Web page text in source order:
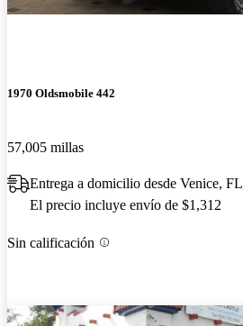
1970 Oldsmobile 442
57,005 millas
Entrega a domicilio desde Venice, FL
El precio incluye envío de $1,312
Sin calificación